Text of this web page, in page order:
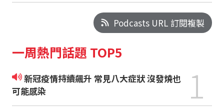
Podcasts URL 訂閱複製
一周熱門話題 TOP5
新冠疫情持續飆升 常見八大症狀 沒發燒也
可能感染
1